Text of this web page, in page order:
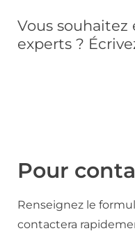
Vous souhaitez
experts ?
Pour
Renseignez le
contactera